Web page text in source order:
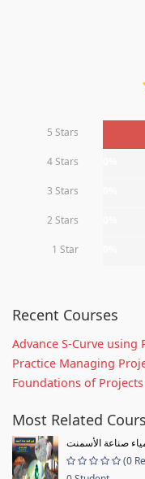
5 Stars
4 Stars
3 Stars
2 Stars
1 Star
Recent Courses
Advance S-Curve using
Practice Managing
Foundations of
Most Related
صناعة الأسمنت
(0